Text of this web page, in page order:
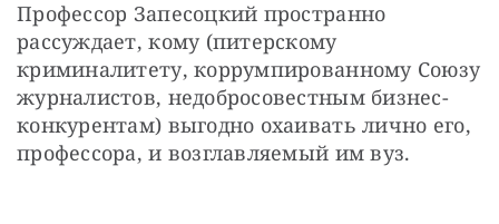
Профессор Запесоцкий пространно
рассуждает, кому (питерскому
криминалитету, коррумпированному Союзу
журналистов, недобросовестным бизнес-
конкурентам) выгодно охаивать лично его,
профессора, и возглавляемый им вуз.